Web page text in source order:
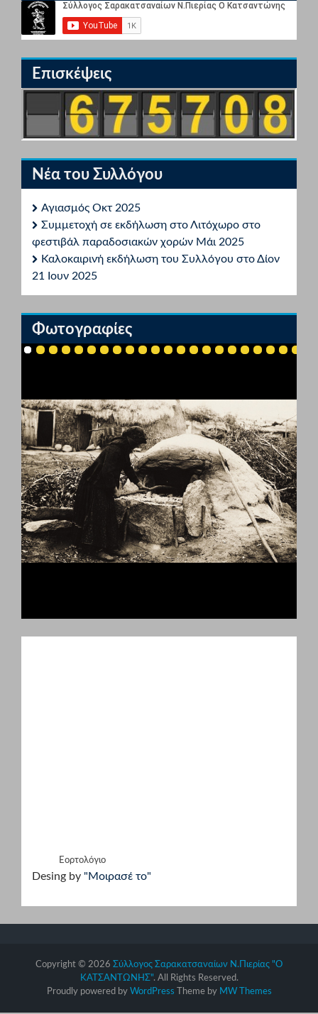
Επισκέψεις
Νέα του Συλλόγου
Αγιασμός Οκτ 2025
Συμμετοχή σε εκδήλωση στο Λιτόχωρο στο
φεστιβάλ παραδοσιακών χορών Μάι 2025
Καλοκαιρινή εκδήλωση του Συλλόγου στο Δίον
21 Ιουν 2025
Φωτογραφίες
Εορτολόγιο
Desing by "Μοιρασέ το"
Copyright © 2026 Σύλλογος Σαρακατσαναίων Ν.Πιερίας "Ο
ΚΑΤΣΑΝΤΩΝΗΣ". All Rights Reserved.
Proudly powered by WordPress Theme by MW Themes